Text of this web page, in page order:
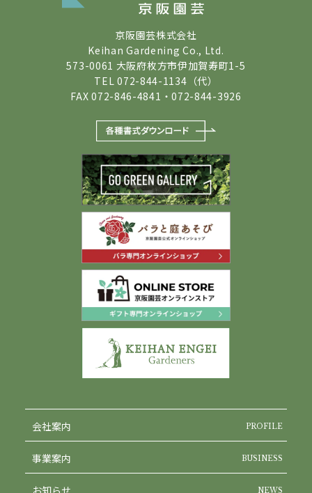
京阪園芸株式会社
Keihan Gardening Co., Ltd.
573-0061 大阪府枚方市伊加賀寿町1-5
TEL 072-844-1134（代）
FAX 072-846-4841・072-844-3926
会社案内 PROFILE
事業案内 BUSINESS
NEWS